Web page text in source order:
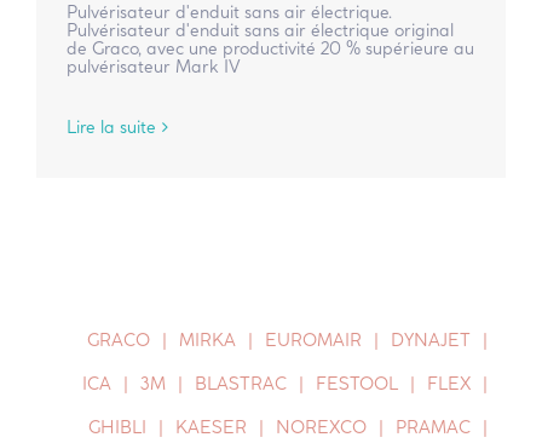
Pulvérisateur d'enduit sans air électrique.
Pulvérisateur d'enduit sans air électrique original
de Graco, avec une productivité 20 % supérieure au
pulvérisateur Mark IV
Lire la suite
GRACO MIRKA EUROMAIR
DYNAJET
ICA
3M BLASTRAC FESTOOL
FLEX
GHIBLI
KAESER NOREXCO
PRAMAC